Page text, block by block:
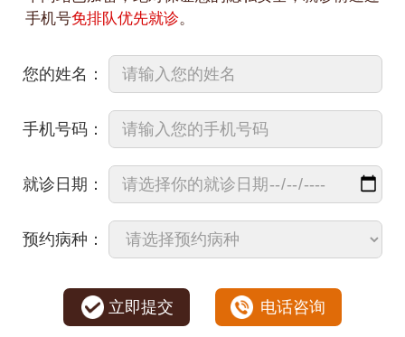
手机号免排队优先就诊。
您的姓名：
手机号码：
就诊日期：
预约病种：
立即提交 电话咨询